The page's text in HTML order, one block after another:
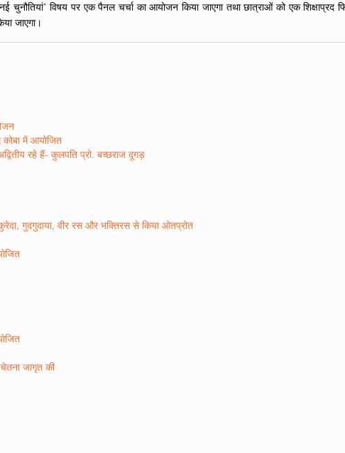
नई चुनौतियां’ विषय पर एक पैनल चर्चा का आयोजन किया जाएगा तथा छात्राओं को एक
जाएगा।
कोबा में आयोजित
रहे हैं- कुलपति प्रो. बच्छराज दूगड़
गुदगुदाया, वीर रस और भक्तिरस से किया ओतप्रोत
जागृत की